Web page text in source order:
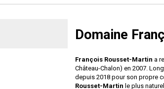
Domaine
François Rousset-Martin a
Château-Chalon) en 2007.
depuis 2018 pour son propre
Rousset-Martin le plus